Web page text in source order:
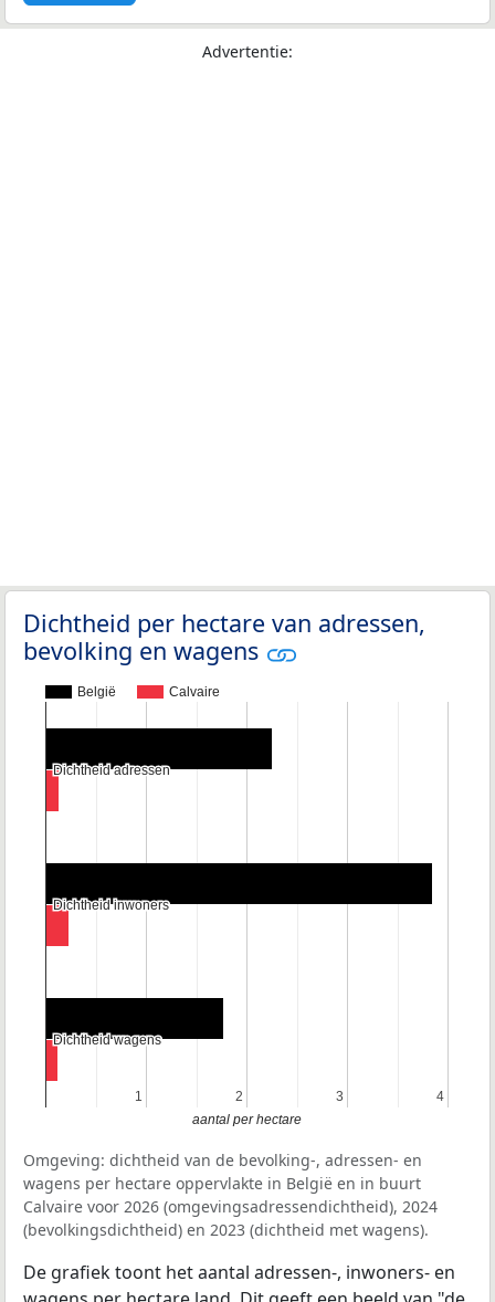
Advertentie:
Dichtheid per hectare van adressen,
bevolking en wagens
België Calvaire
1
1 2
2 3
3 4
4
Dichtheid adressen
Dichtheid adressen
Dichtheid inwoners
Dichtheid inwoners
Dichtheid wagens
Dichtheid wagens
aantal per hectare
Omgeving: dichtheid van de bevolking-, adressen- en
wagens per hectare oppervlakte in België en in buurt
Calvaire voor 2026 (omgevingsadressendichtheid), 2024
(bevolkingsdichtheid) en 2023 (dichtheid met wagens).
De grafiek toont het aantal adressen-, inwoners- en